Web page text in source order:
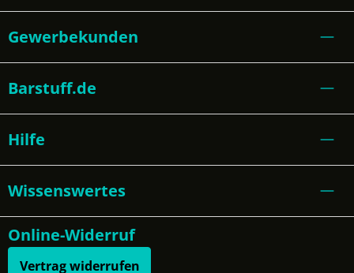
Gewerbekunden
Barstuff.de
Hilfe
Wissenswertes
Online-Widerruf
Vertrag widerrufen